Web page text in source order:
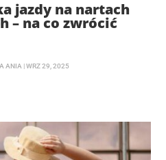
jazdy na nartach
– na co zwrócić
ANIA |WRZ 29, 2025